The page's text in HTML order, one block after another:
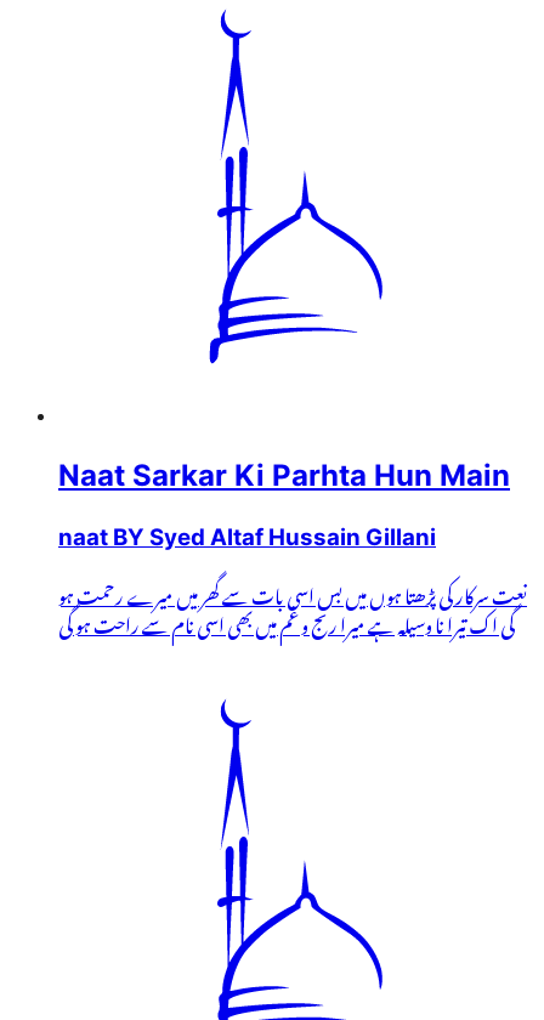
Naat Sarkar Ki Parhta Hun Main
naat BY Syed Altaf Hussain Gillani
نعت سرکار کی پڑھتا ہوں میں بس اسی بات سے گھر میں میرے رحمت ہو
گی اک تیرا نا وسیلہ ہے میرا رنج و غم میں بھی اسی نام سے راحت ہو گی